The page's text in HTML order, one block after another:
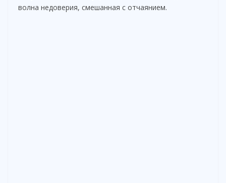
волна недоверия, смешанная с отчаянием.